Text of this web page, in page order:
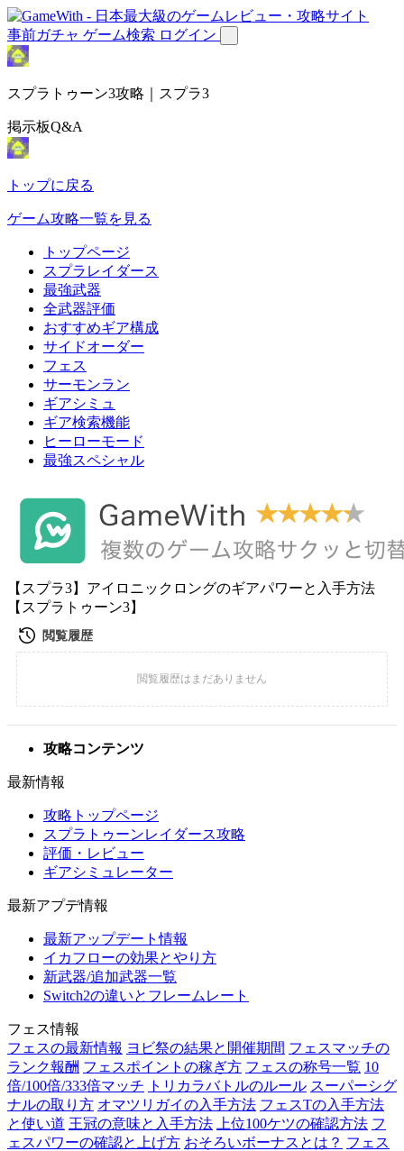
事前ガチャ ゲーム検索 ログイン
スプラトゥーン3攻略｜スプラ3
掲示板Q&A
トップに戻る
ゲーム攻略一覧を見る
トップページ
スプラレイダース
最強武器
全武器評価
おすすめギア構成
サイドオーダー
フェス
サーモンラン
ギアシミュ
ギア検索機能
ヒーローモード
最強スペシャル
【スプラ3】アイロニックロングのギアパワーと入手方法
【スプラトゥーン3】
攻略コンテンツ
最新情報
攻略トップページ
スプラトゥーンレイダース攻略
評価・レビュー
ギアシミュレーター
最新アプデ情報
最新アップデート情報
イカフローの効果とやり方
新武器/追加武器一覧
Switch2の違いとフレームレート
フェス情報
フェスの最新情報 ヨビ祭の結果と開催期間 フェスマッチの
ランク報酬 フェスポイントの稼ぎ方 フェスの称号一覧 10
倍/100倍/333倍マッチ
トリカラバトルのルール スーパーシグ
ナルの取り方 オマツリガイの入手方法 フェスTの入手方法
と使い道 王冠の意味と入手方法 上位100ケツの確認方法 フ
ェスパワーの確認と上げ方 おそろいボーナスとは？ フェス